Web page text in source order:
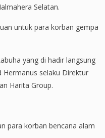
Selatan.
untuk para korban gempa
yang di hadir langsung
selaku Direktur
Harita Group.
para korban bencana alam